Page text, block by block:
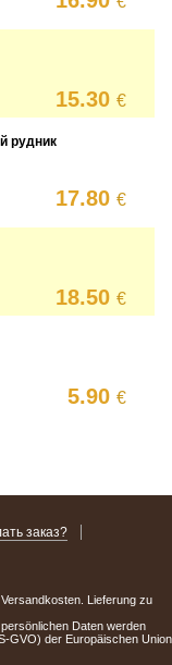
15.30€
рудник
17.80€
18.50€
5.90€
заказ?
Lieferung zu
Daten werden
GVO) der Europäischen Union